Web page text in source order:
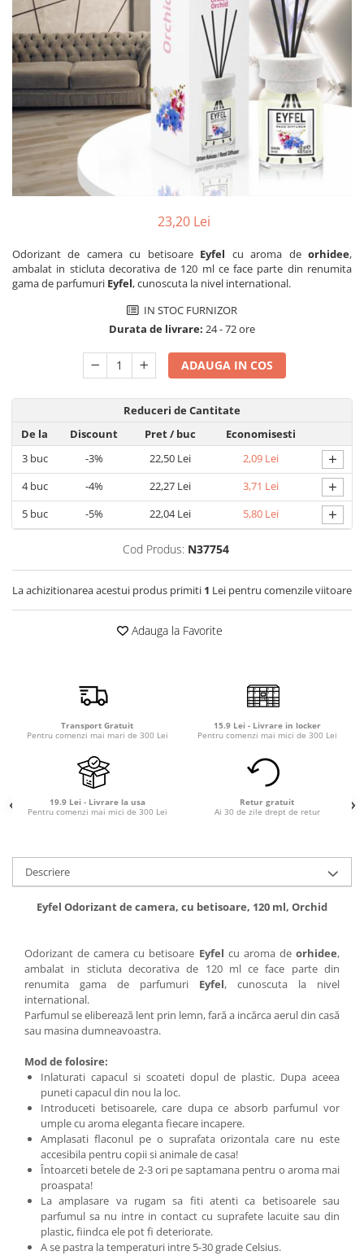
Odorizanți WC
Soluții anticalcar, piatră și rugină
Soluții desfundat țevi
Hârtie igienică
Detergenți diverse suprafețe
Sticlă și ferestre
Covoare și tapițerii
Mobilier
Inox
Detergenți pardoseli
Lemn și parchet
Gresie, piatră și granit
Detergent rufe capsule
Detergent rufe lichid
Detergent rufe pudră
Balsam de rufe
Înălbitor și îndepărtare pete
Soluții anticalcar, igienizante și
întreținere țesături
Odorizanți
Stick
Roll-on
Igienă orală
Apă de gură
Pastă de dinți
Produse pentru ras
After Shave
Cremă de ras
Gel de ras
Apă micelară
Demachiant
23,20 Lei
Odorizant de camera cu betisoare Eyfel cu aroma deorhidee,
ambalat in sticluta decorativa de 120 ml ce face parte din renumita
gama de parfumuri Eyfel, cunoscuta la nivel international.
IN STOC FURNIZOR
Durata de livrare: 24 - 72 ore
ADAUGA IN COS
Reduceri de Cantitate
De la
Discount Pret/ buc
Economisesti
3buc -3% 22,50 Lei 2,09 Lei +
4buc -4% 22,27 Lei 3,71 Lei +
5buc -5% 22,04 Lei 5,80 Lei +
Cod Produs: N37754
La achizitionarea acestui produs primiti 1 Lei pentru comenzile viitoare
Adauga la Favorite
Transport Gratuit
Pentru comenzi mai mari de 300 Lei
15.9 Lei - Livrare in locker
Pentru comenzi mai mici de 300 Lei
19.9 Lei - Livrare la usa
Pentru comenzi mai mici de 300 Lei
Retur gratuit
Ai 30 de zile drept de retur
Descriere
Eyfel Odorizant de camera, cu betisoare, 120 ml, Orchid
Odorizant de camera cu betisoare Eyfel cu aroma deorhidee,
ambalat in sticluta decorativa de 120 ml ce face parte din
renumita gama de parfumuri Eyfel, cunoscuta la nivel
international.
Parfumul se eliberează lent prin lemn, fară a incărca aerul din casă
sau masina dumneavoastra.
Mod de folosire:
Inlaturati capacul si scoateti dopul de plastic. Dupa aceea
puneti capacul din nou la loc.
Introduceti betisoarele, care dupa ce absorb parfumul vor
umple cu aroma eleganta fiecare incapere.
Amplasati flaconul pe o suprafata orizontala care nu este
accesibila pentru copii si animale de casa!
Întoarceti betele de 2-3 ori pe saptamana pentru o aroma mai
proaspata!
La amplasare va rugam sa fiti atenti ca betisoarele sau
parfumul sa nu intre in contact cu suprafete lacuite sau din
plastic, fiindca ele pot fi deteriorate.
A se pastra la temperaturi intre 5-30 grade Celsius.